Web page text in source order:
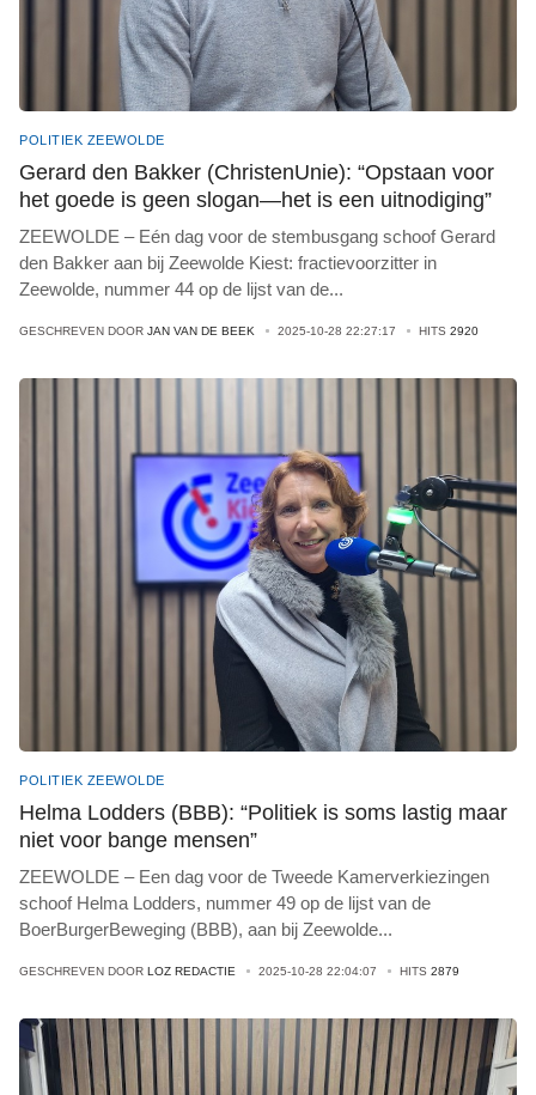
POLITIEK ZEEWOLDE
Gerard den Bakker (ChristenUnie): “Opstaan voor
het goede is geen slogan—het is een uitnodiging”
ZEEWOLDE – Eén dag voor de stembusgang schoof Gerard
den Bakker aan bij Zeewolde Kiest: fractievoorzitter in
Zeewolde, nummer 44 op de lijst van de...
GESCHREVEN DOOR JAN VAN DE BEEK 2025-10-28 22:27:17 HITS 2920
POLITIEK ZEEWOLDE
Helma Lodders (BBB): “Politiek is soms lastig maar
niet voor bange mensen”
ZEEWOLDE – Een dag voor de Tweede Kamerverkiezingen
schoof Helma Lodders, nummer 49 op de lijst van de
BoerBurgerBeweging (BBB), aan bij Zeewolde...
GESCHREVEN DOOR LOZ REDACTIE 2025-10-28 22:04:07 HITS 2879